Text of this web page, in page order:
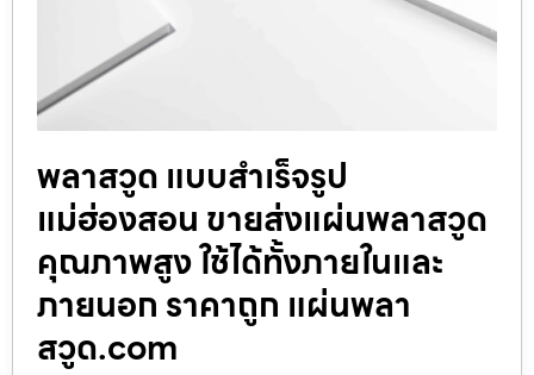
พลาสวูด แบบสำเร็จรูป
แม่ฮ่องสอน ขายส่งแผ่นพลาสวูด
คุณภาพสูง ใช้ได้ทั้งภายในและ
ภายนอก ราคาถูก แผ่นพลา
สวูด.com